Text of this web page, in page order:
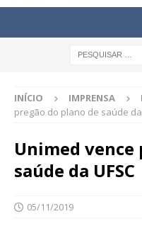
INÍCIO IMPRENSA
pregão do plano de saúde da
Unimed vence
saúde da UFSC
05/11/2019